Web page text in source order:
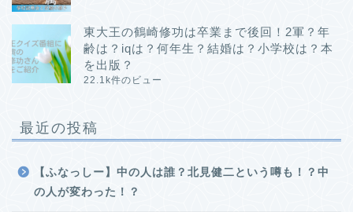
東大王の鶴崎修功は卒業まで後回！2軍？年
齢は？iqは？何年生？結婚は？小学校は？本
を出版？
22.1k件のビュー
最近の投稿
【ふなっしー】中の人は誰？北見健二という噂も！？中
の人が変わった！？